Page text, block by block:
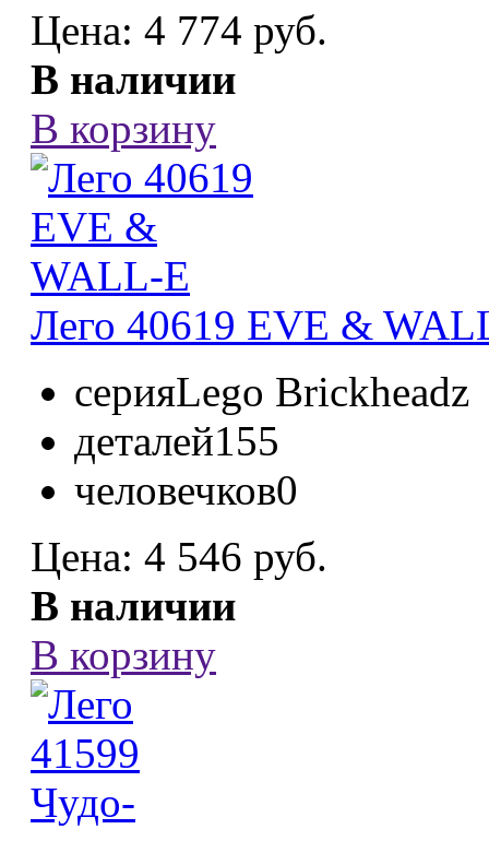
Цена: 4 774 руб.
В наличии
В корзину
Лего 40619 EVE &
серияLego Brickheadz
деталей155
человечков0
Цена: 4 546 руб.
В наличии
В корзину